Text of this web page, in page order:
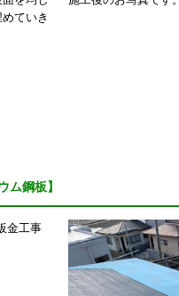
ていき
ム鋼板】